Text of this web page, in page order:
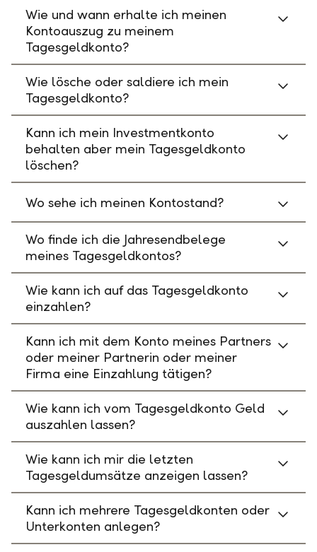
Wie und wann erhalte ich meinen
Kontoauszug zu meinem
Tagesgeldkonto?
Wie lösche oder saldiere ich mein
Tagesgeldkonto?
Kann ich mein Investmentkonto
behalten aber mein Tagesgeldkonto
löschen?
Wo sehe ich meinen Kontostand?
Wo finde ich die Jahresendbelege
meines Tagesgeldkontos?
Wie kann ich auf das Tagesgeldkonto
einzahlen?
Kann ich mit dem Konto meines Partners
oder meiner Partnerin oder meiner
Firma eine Einzahlung tätigen?
Wie kann ich vom Tagesgeldkonto Geld
auszahlen lassen?
Wie kann ich mir die letzten
Tagesgeldumsätze anzeigen lassen?
Kann ich mehrere Tagesgeldkonten oder
Unterkonten anlegen?